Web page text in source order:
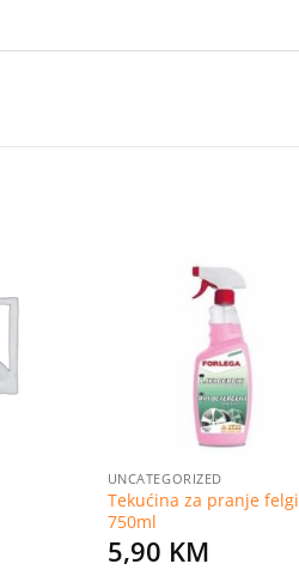
UNCATEGORIZED
Tekućina za pranje felgi
750ml
5,90 KM